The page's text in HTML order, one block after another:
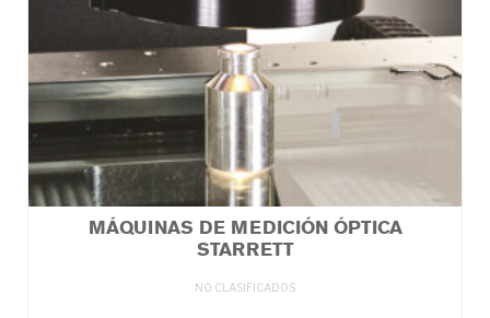
MÁQUINAS DE MEDICIÓN ÓPTICA
STARRETT
NO CLASIFICADOS